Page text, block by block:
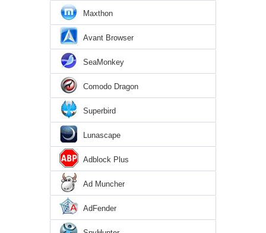
Maxthon
Avant Browser
SeaMonkey
Comodo Dragon
Superbird
Lunascape
Adblock Plus
Ad Muncher
AdFender